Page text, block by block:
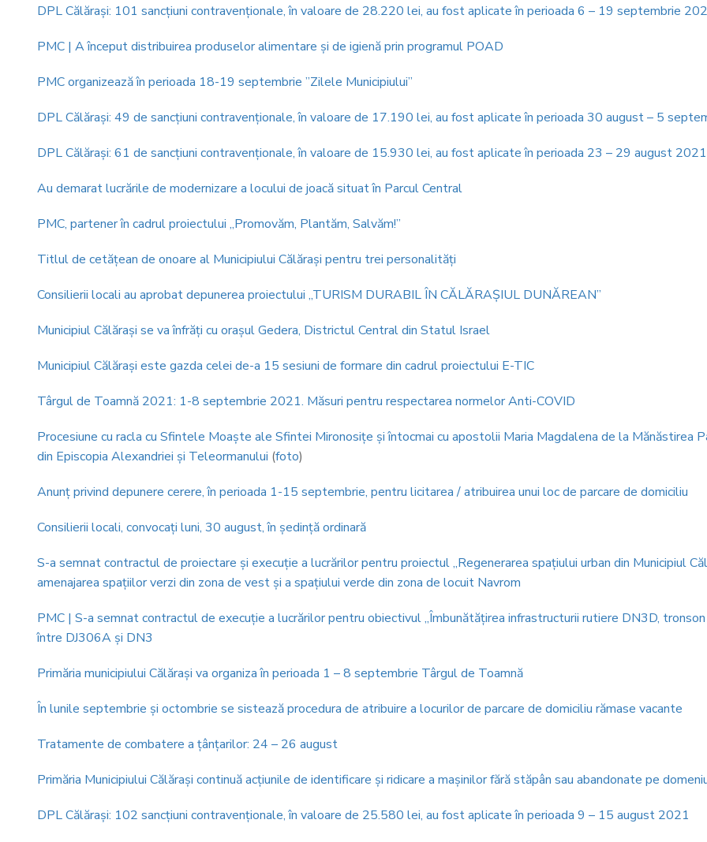
DPL Călăraşi: 101 sancțiuni contravenționale, în valoare de 28.220 lei, au fost aplicate în perioada 6 – 19 septembrie
PMC | A început distribuirea produselor alimentare şi de igienă prin programul POAD
PMC organizează în perioada 18-19 septembrie ”Zilele Municipiului”
DPL Călăraşi: 49 de sancțiuni contravenționale, în valoare de 17.190 lei, au fost aplicate în perioada 30 august – 5
DPL Călăraşi: 61 de sancțiuni contravenționale, în valoare de 15.930 lei, au fost aplicate în perioada 23 – 29 august 2021
Au demarat lucrările de modernizare a locului de joacă situat în Parcul Central
PMC, partener în cadrul proiectului „Promovăm, Plantăm, Salvăm!”
Titlul de cetăţean de onoare al Municipiului Călăraşi pentru trei personalităţi
Consilierii locali au aprobat depunerea proiectului „TURISM DURABIL ÎN CĂLĂRAȘIUL DUNĂREAN”
Municipiul Călăraşi se va înfrăţi cu oraşul Gedera, Districtul Central din Statul Israel
Municipiul Călărași este gazda celei de-a 15 sesiuni de formare din cadrul proiectului E-TIC
Târgul de Toamnă 2021: 1-8 septembrie 2021. Măsuri pentru respectarea normelor Anti-COVID
Procesiune cu racla cu Sfintele Moaște ale Sfintei Mironosițe și întocmai cu apostolii Maria Magdalena de la Mănăstirea
din Episcopia Alexandriei și Teleormanului (foto)
Anunţ privind depunere cerere, în perioada 1-15 septembrie, pentru licitarea / atribuirea unui loc de parcare de domiciliu
Consilierii locali, convocaţi luni, 30 august, în şedinţă ordinară
S-a semnat contractul de proiectare şi execuţie a lucrărilor pentru proiectul „Regenerarea spaţiului urban din Municipiul
amenajarea spaţiilor verzi din zona de vest şi a spaţiului verde din zona de locuit Navrom
PMC | S-a semnat contractul de execuţie a lucrărilor pentru obiectivul „Îmbunătăţirea infrastructurii rutiere DN3D, tronson
între DJ306A şi DN3
Primăria municipiului Călărași va organiza în perioada 1 – 8 septembrie Târgul de Toamnă
În lunile septembrie şi octombrie se sistează procedura de atribuire a locurilor de parcare de domiciliu rămase vacante
Tratamente de combatere a ţânţarilor: 24 – 26 august
Primăria Municipiului Călărași continuă acțiunile de identificare și ridicare a mașinilor fără stăpân sau abandonate pe
DPL Călăraşi: 102 sancțiuni contravenționale, în valoare de 25.580 lei, au fost aplicate în perioada 9 – 15 august 2021